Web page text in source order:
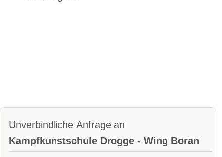
Unverbindliche Anfrage an
Kampfkunstschule Drogge - Wing Boran